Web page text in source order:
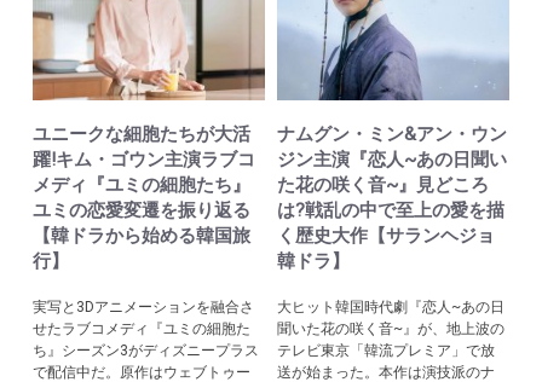
ユニークな細胞たちが大活
躍!キム・ゴウン主演ラブコ
メディ『ユミの細胞たち』
ユミの恋愛変遷を振り返る
【韓ドラから始める韓国旅
行】
実写と3Dアニメーションを融合さ
せたラブコメディ『ユミの細胞た
ち』シーズン3がディズニープラス
で配信中だ。原作はウェブトゥー
ナムグン・ミン&アン・ウン
ジン主演『恋人~あの日聞い
た花の咲く音~』見どころ
は?戦乱の中で至上の愛を描
く歴史大作【サランヘジョ
韓ドラ】
大ヒット韓国時代劇『恋人~あの日
聞いた花の咲く音~』が、地上波の
テレビ東京「韓流プレミア」で放
送が始まった。本作は演技派のナ